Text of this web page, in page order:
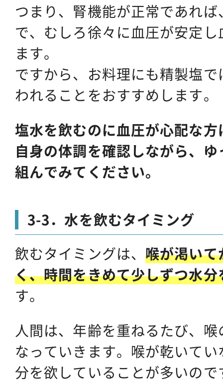
つまり、腎機能が正常であれ
で、むしろ徐々に血圧が安定
ます。
ですから、お料理にも精製塩
われることをおすすめします。
塩水を飲むのに血圧が心配な
自身の体調を確認しながら、
組んでみてください。
3-3．水を飲むタイミング
飲むタイミングは、喉が渇い
く、時間をきめて少しずつ水
す。
人間は、年齢を重ねるたび、
なっていきます。喉が乾いて
分を欲していることが多いので